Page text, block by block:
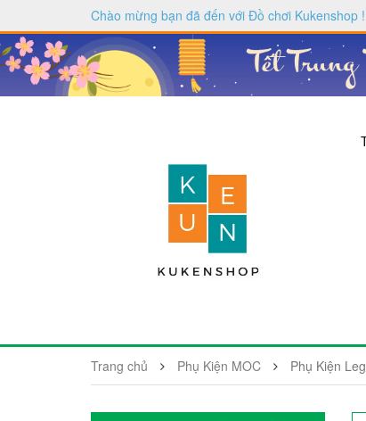
Chào mừng bạn đã đến với Đồ chơi Kukenshop !
Trang chủ Phụ Kiện MOC Phụ Kiện